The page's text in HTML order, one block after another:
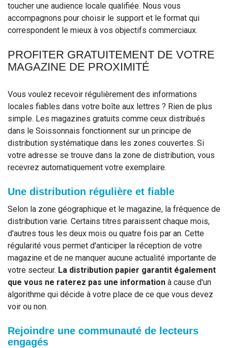
toucher une audience locale qualifiée. Nous vous
accompagnons pour choisir le support et le format qui
correspondent le mieux à vos objectifs commerciaux.
PROFITER GRATUITEMENT DE VOTRE
MAGAZINE DE PROXIMITÉ
Vous voulez recevoir régulièrement des informations
locales fiables dans votre boîte aux lettres ? Rien de plus
simple. Les magazines gratuits comme ceux distribués
dans le Soissonnais fonctionnent sur un principe de
distribution systématique dans les zones couvertes. Si
votre adresse se trouve dans la zone de distribution, vous
recevrez automatiquement votre exemplaire.
Une distribution régulière et fiable
Selon la zone géographique et le magazine, la fréquence de
distribution varie. Certains titres paraissent chaque mois,
d'autres tous les deux mois ou quatre fois par an. Cette
régularité vous permet d'anticiper la réception de votre
magazine et de ne manquer aucune actualité importante de
votre secteur. La distribution papier garantit également
que vous ne raterez pas une information à cause d'un
algorithme qui décide à votre place de ce que vous devez
voir ou non.
Rejoindre une communauté de lecteurs
engagés